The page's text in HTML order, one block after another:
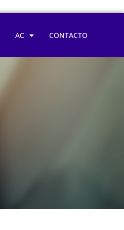
AC CONTACTO